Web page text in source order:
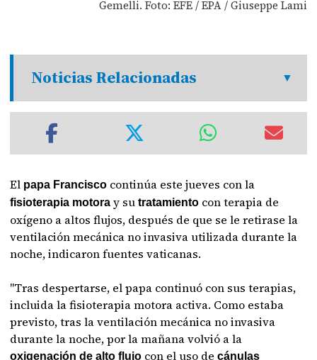
Gemelli. Foto: EFE / EPA / Giuseppe Lami
Noticias Relacionadas
El papa Francisco continúa este jueves con la
fisioterapia motora y sutratamiento con terapia de
oxígeno a altos flujos, después de que se le retirase la
ventilación mecánica no invasiva utilizada durante la
noche, indicaron fuentes vaticanas.
"Tras despertarse, el papa continuó con sus terapias,
incluida la fisioterapia motora activa. Como estaba
previsto, tras la ventilación mecánica no invasiva
durante la noche, por la mañana volvió a la
oxigenación de alto flujo con el uso decánulas